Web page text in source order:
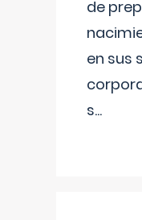
de
en sus
s...